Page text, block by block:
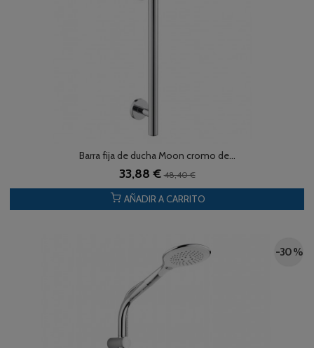
Barra fija de ducha Moon cromo de...
33,88 €48,40 €
AÑADIR A CARRITO
-30 %